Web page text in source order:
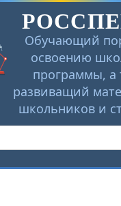
Обучающий
освоению
программы, а
развиващий
школьников и